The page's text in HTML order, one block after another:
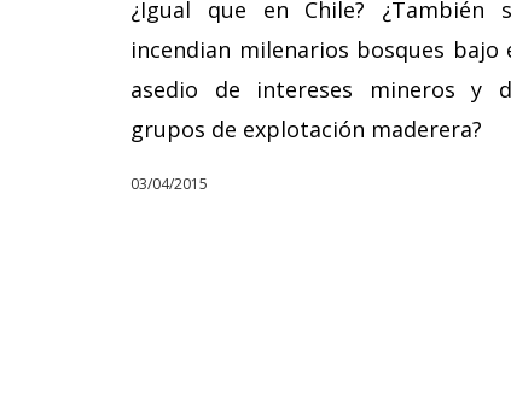
¿Igual que en Chile? ¿También
incendian milenarios bosques bajo
asedio de intereses mineros y
grupos de explotación maderera?
03/04/2015